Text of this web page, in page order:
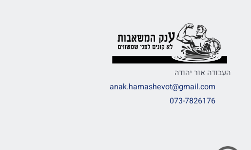
העבודה אור יהודה
anak.hamashevot@gmail.com
073-7826176